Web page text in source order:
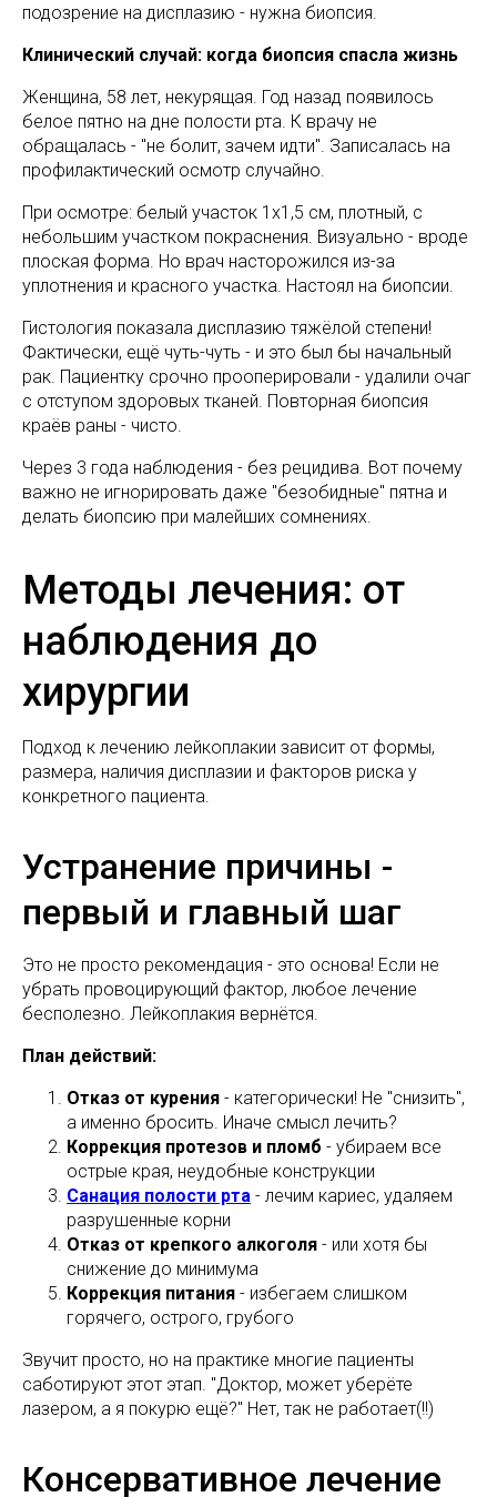
подозрение на дисплазию - нужна биопсия.
Клинический случай: когда биопсия спасла жизнь
Женщина, 58 лет, некурящая. Год назад появилось
белое пятно на дне полости рта. К врачу не
обращалась - "не болит, зачем идти". Записалась на
профилактический осмотр случайно.
При осмотре: белый участок 1х1,5 см, плотный, с
небольшим участком покраснения. Визуально - вроде
плоская форма. Но врач насторожился из-за
уплотнения и красного участка. Настоял на биопсии.
Гистология показала дисплазию тяжёлой степени!
Фактически, ещё чуть-чуть - и это был бы начальный
рак. Пациентку срочно прооперировали - удалили очаг
с отступом здоровых тканей. Повторная биопсия
краёв раны - чисто.
Через 3 года наблюдения - без рецидива. Вот почему
важно не игнорировать даже "безобидные" пятна и
делать биопсию при малейших сомнениях.
Методы лечения: от
наблюдения до
хирургии
Подход к лечению лейкоплакии зависит от формы,
размера, наличия дисплазии и факторов риска у
конкретного пациента.
Устранение причины -
первый и главный шаг
Это не просто рекомендация - это основа! Если не
убрать провоцирующий фактор, любое лечение
бесполезно. Лейкоплакия вернётся.
План действий:
Отказ от курения - категорически! Не "снизить",
а именно бросить. Иначе смысл лечить?
Коррекция протезов и пломб - убираем все
острые края, неудобные конструкции
Санация полости рта - лечим кариес, удаляем
разрушенные корни
Отказ от крепкого алкоголя - или хотя бы
снижение до минимума
Коррекция питания - избегаем слишком
горячего, острого, грубого
Звучит просто, но на практике многие пациенты
саботируют этот этап. "Доктор, может уберёте
лазером, а я покурю ещё?" Нет, так не работает(!!)
Консервативное лечение